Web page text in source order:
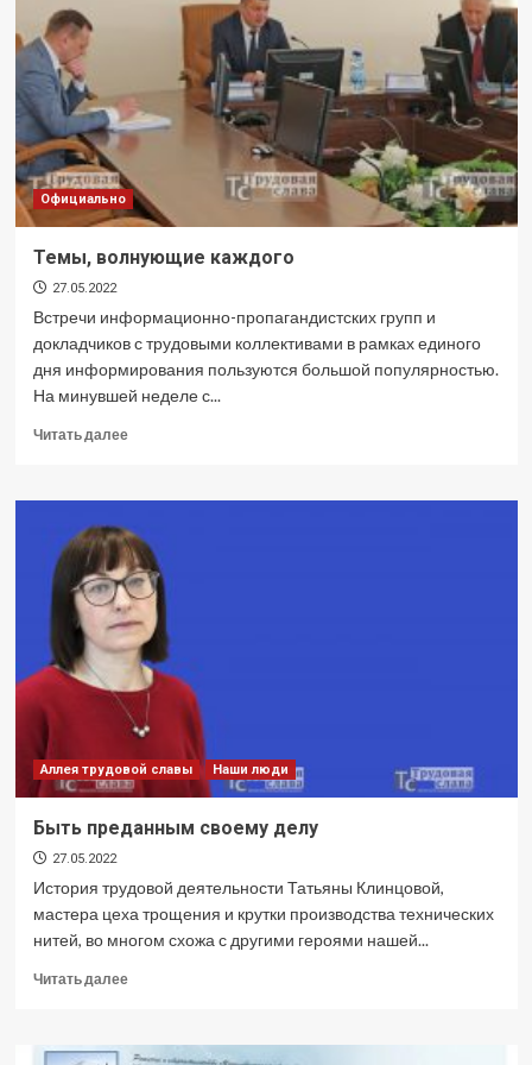
Официально
Темы, волнующие каждого
27.05.2022
Встречи информационно-пропагандистских групп и
докладчиков с трудовыми коллективами в рамках единого
дня информирования пользуются большой популярностью.
На минувшей неделе с...
Читать далееПрочитать
Темы,
каждого
Аллея трудовой славы Наши люди
Быть преданным своему делу
27.05.2022
История трудовой деятельности Татьяны Клинцовой,
мастера цеха трощения и крутки производства технических
нитей, во многом схожа с другими героями нашей...
Читать далееПрочитать
Быть